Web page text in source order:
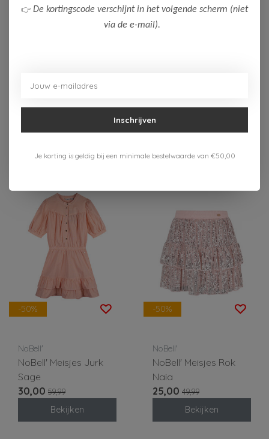
Jumpsuit Silah
Sweater Kessy
30,00
-50%
NoBell'
NoBell' Meisjes Jurk
Sage
30,00 59,99
Bekijken
-50%
NoBell'
NoBell' Meisjes Rok
Naia
25,00 49,99
Bekijken
👉 De kortingscode verschijnt in het volgende scherm (niet
via de e-mail).
Inschrijven
Je korting is geldig bij een minimale bestelwaarde van €50,00